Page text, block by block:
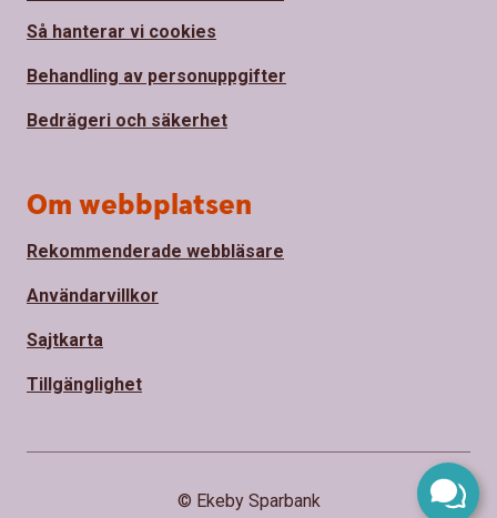
Så hanterar vi cookies
Behandling av personuppgifter
Bedrägeri och säkerhet
Om webbplatsen
Rekommenderade webbläsare
Användarvillkor
Sajtkarta
Tillgänglighet
© Ekeby Sparbank